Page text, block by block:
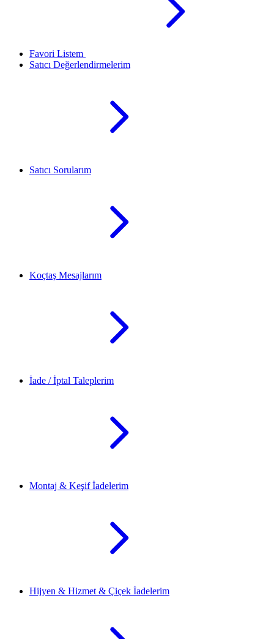
Favori Listem
Satıcı Değerlendirmelerim
Satıcı Sorularım
Koçtaş Mesajlarım
İade / İptal Taleplerim
Montaj & Keşif İadelerim
Hijyen & Hizmet & Çiçek İadelerim